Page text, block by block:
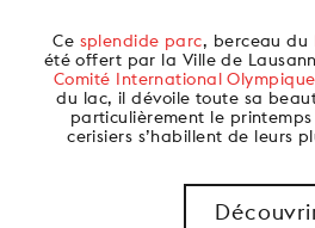
Ce splendide parc, berceau du
été offert par la Ville de
Comité International Olympique
du lac, il dévoile toute sa
particulièrement le
cerisiers s’habillent de leurs